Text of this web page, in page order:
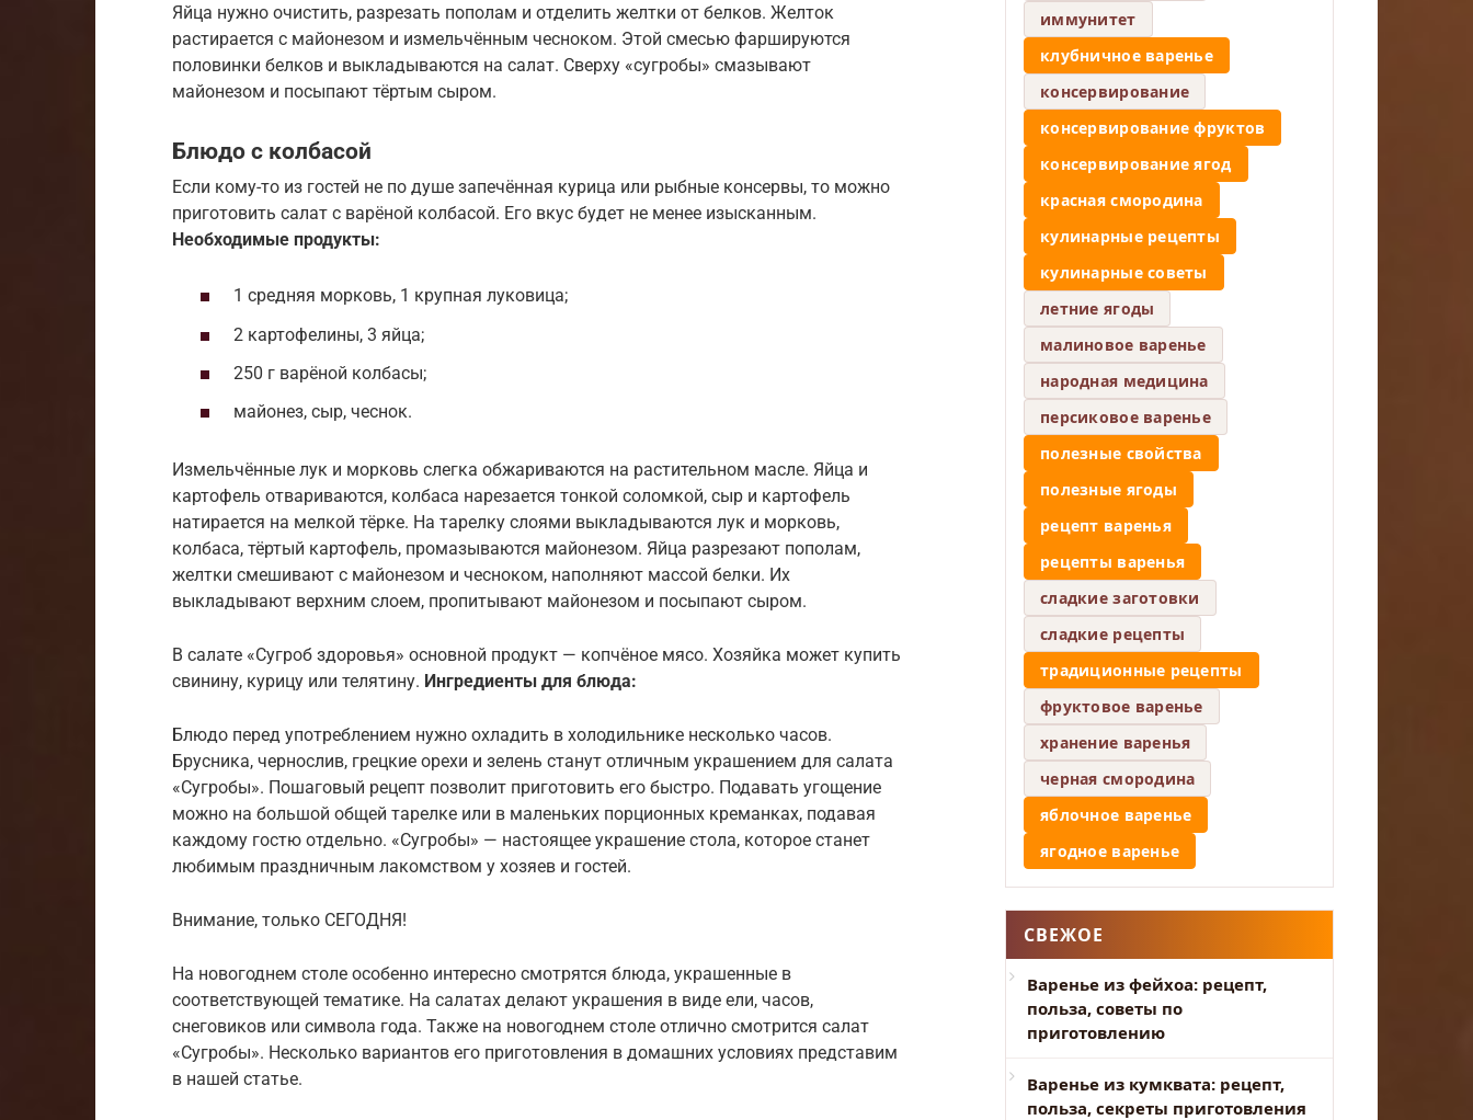
Яйца нужно очистить, разрезать пополам и отделить желтки от белков. Желток
растирается с майонезом и измельчённым чесноком. Этой смесью фаршируются
половинки белков и выкладываются на салат. Сверху «сугробы» смазывают
майонезом и посыпают тёртым сыром.
Блюдо с колбасой
Если кому-то из гостей не по душе запечённая курица или рыбные консервы, то можно
приготовить салат с варёной колбасой. Его вкус будет не менее изысканным.
Необходимые продукты:
1 средняя морковь, 1 крупная луковица;
2 картофелины, 3 яйца;
250 г варёной колбасы;
майонез, сыр, чеснок.
Измельчённые лук и морковь слегка обжариваются на растительном масле. Яйца и
картофель отвариваются, колбаса нарезается тонкой соломкой, сыр и картофель
натирается на мелкой тёрке. На тарелку слоями выкладываются лук и морковь,
колбаса, тёртый картофель, промазываются майонезом. Яйца разрезают пополам,
желтки смешивают с майонезом и чесноком, наполняют массой белки. Их
выкладывают верхним слоем, пропитывают майонезом и посыпают сыром.
В салате «Сугроб здоровья» основной продукт — копчёное мясо. Хозяйка может купить
свинину, курицу или телятину. Ингредиенты для блюда:
Блюдо перед употреблением нужно охладить в холодильнике несколько часов.
Брусника, чернослив, грецкие орехи и зелень станут отличным украшением для салата
«Сугробы». Пошаговый рецепт позволит приготовить его быстро. Подавать угощение
можно на большой общей тарелке или в маленьких порционных креманках, подавая
каждому гостю отдельно. «Сугробы» — настоящее украшение стола, которое станет
любимым праздничным лакомством у хозяев и гостей.
Внимание, только СЕГОДНЯ!
На новогоднем столе особенно интересно смотрятся блюда, украшенные в
соответствующей тематике. На салатах делают украшения в виде ели, часов,
снеговиков или символа года. Также на новогоднем столе отлично смотрится салат
«Сугробы». Несколько вариантов его приготовления в домашних условиях представим
в нашей статье.
иммунитет
клубничное варенье
консервирование
консервирование фруктов
консервирование ягод
красная смородина
кулинарные рецепты
кулинарные советы
летние ягоды
малиновое варенье
народная медицина
персиковое варенье
полезные свойства
полезные ягоды
рецепт варенья
рецепты варенья
сладкие заготовки
сладкие рецепты
традиционные рецепты
фруктовое варенье
хранение варенья
черная смородина
яблочное варенье
ягодное варенье
СВЕЖОЕ
Варенье из фейхоа: рецепт,
польза, советы по
приготовлению
Варенье из кумквата: рецепт,
польза, секреты приготовления